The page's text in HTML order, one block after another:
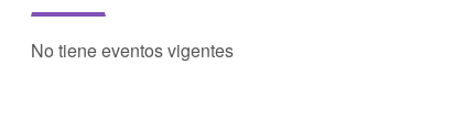
No tiene eventos vigentes